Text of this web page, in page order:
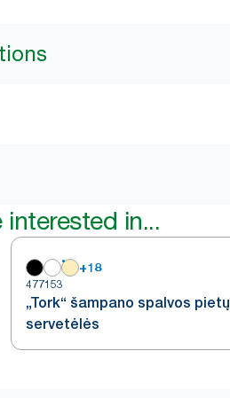
in...
+18
477153
„Tork“ šampano spalvos pietų
servetėlės